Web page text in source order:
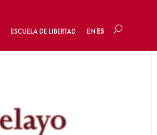
ESCUELA DE LIBERTAD EN ES